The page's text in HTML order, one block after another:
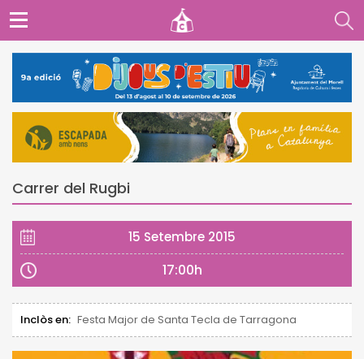
Carrer del Rugbi
15 Setembre 2015
17:00h
Inclòs en: Festa Major de Santa Tecla de Tarragona